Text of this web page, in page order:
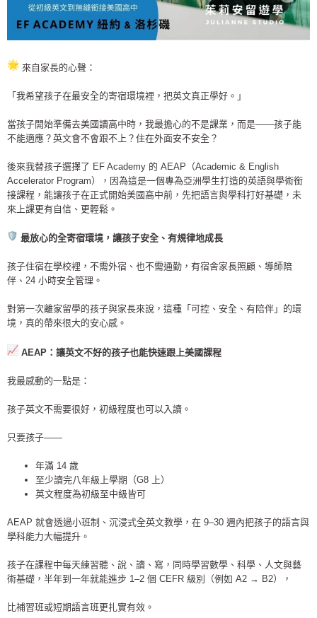
來自家長的心聲：
「我希望孩子在最安全的寄宿環境裡，把英文真正學好。」
當孩子開始準備去美國讀高中時，我最擔心的不是課業，而是——孩子能
不能適應？英文會不會跟不上？住在外面安不安全？
後來我替孩子選擇了 EF Academy 的 AEAP（Academic & English
Accelerator Program）， 因為這是一個專為亞洲學生打造的英語與學術銜
接課程， 能讓孩子在正式開始美國高中前，先把語言與學科打好基礎， 未
來上課更有自信、更輕鬆。
最放心的全寄宿環境，讓孩子安全、有規律地成長
孩子住宿在學校裡，不需外宿、也不需通勤，有宿舍家長照顧、導師陪
伴、24 小時安全管理。
對第一次離家留學的孩子與家長來說，這種「可控、安全、有陪伴」的環
境，真的帶來很大的安心感。
AEAP：讓英文不好的孩子也能快速跟上美國課程
我最感動的一點是：
孩子英文不需要很好，初級程度也可以入讀。
只要孩子——
年滿 14 歲
至少讀完八年級上學期（G8 上）
英文程度為初級至中級皆可
AEAP 就會透過小班制、沉浸式全英文教學，在 9–30 週內把孩子的語言與
學科能力大幅提升。
孩子在課程中每天練習聽、說、讀、寫，同時學習數學、科學、人文與藝
術基礎，半年到一年就能進步 1–2 個 CEFR 級別（例如 A2 → B2），
比補習班或短期語言班更扎實有效。